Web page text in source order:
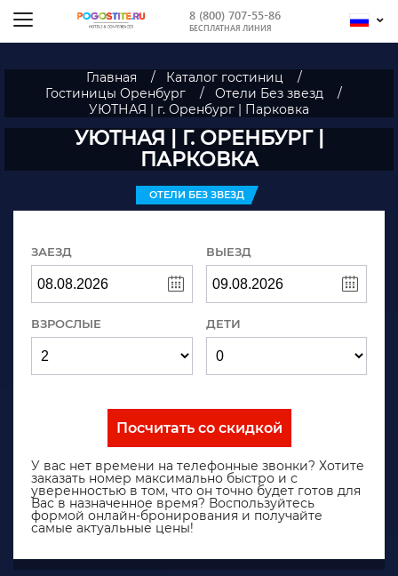
8 (800) 707-55-86
БЕСПЛАТНАЯ ЛИНИЯ
Главная
Каталог гостиниц
Гостиницы Оренбург
Отели Без звезд
УЮТНАЯ | г. Оренбург | Парковка
УЮТНАЯ | Г. ОРЕНБУРГ |
ПАРКОВКА
ОТЕЛИ БЕЗ ЗВЕЗД
ЗАЕЗД ВЫЕЗД
ВЗРОСЛЫЕ ДЕТИ
Посчитать со скидкой
У вас нет времени на телефонные звонки? Хотите
заказать номер максимально быстро и с
уверенностью в том, что он точно будет готов для
Вас в назначенное время? Воспользуйтесь
формой онлайн-бронирования и получайте
самые актуальные цены!